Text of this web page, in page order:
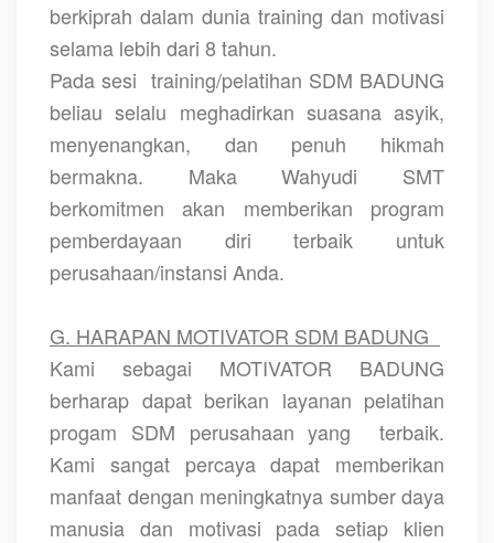
berkiprah dalam dunia training dan motivasi
selama lebih dari 8 tahun.
Pada sesi training/pelatihan SDM BADUNG
beliau selalu meghadirkan suasana asyik,
menyenangkan, dan penuh hikmah
bermakna. Maka Wahyudi SMT
berkomitmen akan memberikan program
pemberdayaan diri terbaik untuk
perusahaan/instansi Anda.
G. HARAPAN MOTIVATOR SDM BADUNG
Kami sebagai MOTIVATOR BADUNG
berharap dapat berikan layanan pelatihan
progam SDM perusahaan yang
terbaik.
Kami sangat percaya dapat memberikan
manfaat dengan meningkatnya sumber daya
manusia dan motivasi pada setiap klien